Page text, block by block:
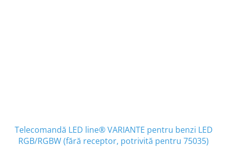
Telecomandă LED line® VARIANTE pentru benzi LED
RGB/RGBW (fără receptor, potrivită pentru 75035)